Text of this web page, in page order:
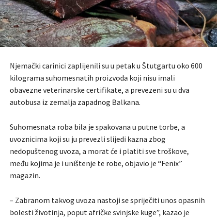
Njemački carinici zaplijenili su u petak u Štutgartu oko 600
kilograma suhomesnatih proizvoda koji nisu imali
obavezne veterinarske certifikate, a prevezeni su u dva
autobusa iz zemalja zapadnog Balkana.
Suhomesnata roba bila je spakovana u putne torbe, a
uvoznicima koji su ju prevezli slijedi kazna zbog
nedopuštenog uvoza, a morat će i platiti sve troškove,
među kojima je i uništenje te robe, objavio je “Fenix”
magazin.
– Zabranom takvog uvoza nastoji se spriječiti unos opasnih
bolesti životinja, poput afričke svinjske kuge”, kazao je